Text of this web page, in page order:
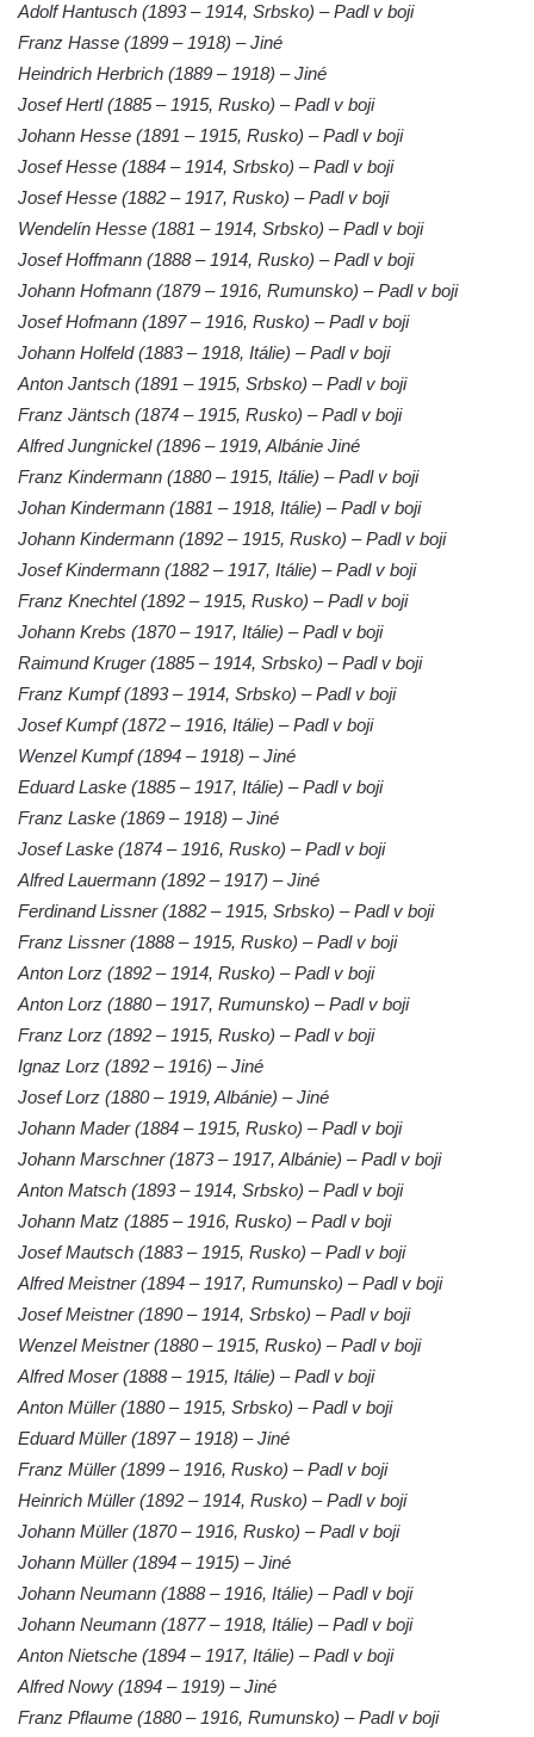
Pomník obětem 1. světové války v Lužici
Kenotaf Josefa Matese na hřbitově v Lužici
Pamětní deska Giuseppe Capella na
hřbitově v Lužici
Kenotaf Antonína Krause na hřbitově v
Lužici
Pomník vojákům Rudé armády na hřbitově
v Kozlech
Pamětní deska pochodu smrti v Saupsdorfu
Pomník obětem 2. světové války v parku
Walthera von der Vogelweide v Duchcově
Pomník obětem válek v Jeníkově
Pamětní deska obětem 1. světové války na
kapli Panny Marie v Lahošti
Pomník obětem 2. světové války v parku v
Mikulášovicích
Pomník obětem bombardování 8. 5. 1945 v
ulici U Plovárny ve Frýdlantu
Socha Nepokořený v parku Rumburské
vzpoury v Rumburku
Pamětní deska obětem holokaustu u
židovského hřbitova v Kovanicích
Pamětní deska legionářům na Obecním
úřadě v Kovanicích
Pomník obětem 1. světové války v
Kovanicích
Pamětní deska Rudé armádě na radnici v
Trutnově
Pomník obětem koncentračního tábora na
hřbitově v Rychnově u Jablonce nad Nisou
Pomník pracovního nasazení vězňů
koncentračního tábora v Tovární ulici v
Rychnově u Jablonce nad Nisou
Kenotaf Alfreda Langa na hřbitově v Krásné
u Pěnčína
Kenotaf Emila Posselta na hřbitově v
Krásné u Pěnčína
Kenotaf Edmunda Andera na hřbitově v
Krásné u Pěnčína
Hřbitovní kaple rodiny Fiedler na hřbitově v
Teplicích nad Metují
Kenotaf Franze Ruseho na hřbitově v
Teplicích nad Metují
Pomník obětem 2. světové války na hřbitově
v Teplicích nad Metují
Adolf Hantusch (1893 – 1914, Srbsko) – Padl v boji
Franz Hasse (1899 – 1918) – Jiné
Heindrich Herbrich (1889 – 1918) – Jiné
Josef Hertl (1885 – 1915, Rusko) – Padl v boji
Johann Hesse (1891 – 1915, Rusko) – Padl v boji
Josef Hesse (1884 – 1914, Srbsko) – Padl v boji
Josef Hesse (1882 – 1917, Rusko) – Padl v boji
Wendelín Hesse (1881 – 1914, Srbsko) – Padl v boji
Josef Hoffmann (1888 – 1914, Rusko) – Padl v boji
Johann Hofmann (1879 – 1916, Rumunsko) – Padl v boji
Josef Hofmann (1897 – 1916, Rusko) – Padl v boji
Johann Holfeld (1883 – 1918, Itálie) – Padl v boji
Anton Jantsch (1891 – 1915, Srbsko) – Padl v boji
Franz Jäntsch (1874 – 1915, Rusko) – Padl v boji
Alfred Jungnickel (1896 – 1919, Albánie Jiné
Franz Kindermann (1880 – 1915, Itálie) – Padl v boji
Johan Kindermann (1881 – 1918, Itálie) – Padl v boji
Johann Kindermann (1892 – 1915, Rusko) – Padl v boji
Josef Kindermann (1882 – 1917, Itálie) – Padl v boji
Franz Knechtel (1892 – 1915, Rusko) – Padl v boji
Johann Krebs (1870 – 1917, Itálie) – Padl v boji
Raimund Kruger (1885 – 1914, Srbsko) – Padl v boji
Franz Kumpf (1893 – 1914, Srbsko) – Padl v boji
Josef Kumpf (1872 – 1916, Itálie) – Padl v boji
Wenzel Kumpf (1894 – 1918) – Jiné
Eduard Laske (1885 – 1917, Itálie) – Padl v boji
Franz Laske (1869 – 1918) – Jiné
Josef Laske (1874 – 1916, Rusko) – Padl v boji
Alfred Lauermann (1892 – 1917) – Jiné
Ferdinand Lissner (1882 – 1915, Srbsko) – Padl v boji
Franz Lissner (1888 – 1915, Rusko) – Padl v boji
Anton Lorz (1892 – 1914, Rusko) – Padl v boji
Anton Lorz (1880 – 1917, Rumunsko) – Padl v boji
Franz Lorz (1892 – 1915, Rusko) – Padl v boji
Ignaz Lorz (1892 – 1916) – Jiné
Josef Lorz (1880 – 1919, Albánie) – Jiné
Johann Mader (1884 – 1915, Rusko) – Padl v boji
Johann Marschner (1873 – 1917, Albánie) – Padl v boji
Anton Matsch (1893 – 1914, Srbsko) – Padl v boji
Johann Matz (1885 – 1916, Rusko) – Padl v boji
Josef Mautsch (1883 – 1915, Rusko) – Padl v boji
Alfred Meistner (1894 – 1917, Rumunsko) – Padl v boji
Josef Meistner (1890 – 1914, Srbsko) – Padl v boji
Wenzel Meistner (1880 – 1915, Rusko) – Padl v boji
Alfred Moser (1888 – 1915, Itálie) – Padl v boji
Anton Müller (1880 – 1915, Srbsko) – Padl v boji
Eduard Müller (1897 – 1918) – Jiné
Franz Müller (1899 – 1916, Rusko) – Padl v boji
Heinrich Müller (1892 – 1914, Rusko) – Padl v boji
Johann Müller (1870 – 1916, Rusko) – Padl v boji
Johann Müller (1894 – 1915) – Jiné
Johann Neumann (1888 – 1916, Itálie) – Padl v boji
Johann Neumann (1877 – 1918, Itálie) – Padl v boji
Anton Nietsche (1894 – 1917, Itálie) – Padl v boji
Alfred Nowy (1894 – 1919) – Jiné
Franz Pflaume (1880 – 1916, Rumunsko) – Padl v boji